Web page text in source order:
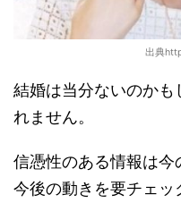
出典
結婚は当分ないのかも
れません。
信憑性のある情報は
今後の動きを要チェッ